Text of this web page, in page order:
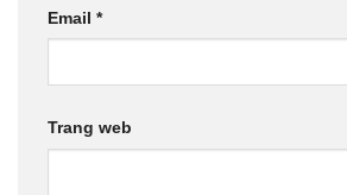
Email *
Trang web